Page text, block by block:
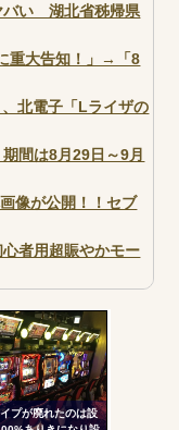
バい 湖北省秭帰県
重大告知！」→「8
北電子「Lライザの
間は8月29日～9月
像が公開！！セブ
者用超賑やかモー
にするのやめろや
ードを握り潰し
の人生どれくらい
プが廃れたのは設